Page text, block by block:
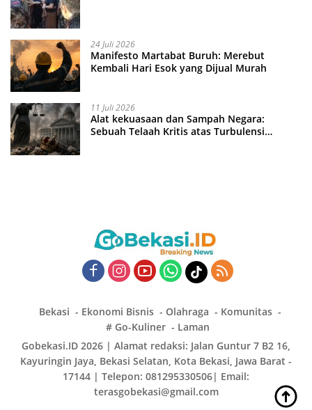
24 Juli 2026
Manifesto Martabat Buruh: Merebut
Kembali Hari Esok yang Dijual Murah
11 Juli 2026
Alat kekuasaan dan Sampah Negara:
Sebuah Telaah Kritis atas Turbulensi
Bekasi Ekonomi Bisnis Olahraga
Komunitas
# Go-Kuliner
Laman
Gobekasi.ID 2026 | Alamat redaksi: Jalan Guntur 7 B2 16,
Kayuringin Jaya, Bekasi Selatan, Kota Bekasi, Jawa Barat -
17144 | Telepon: 081295330506| Email:
terasgobekasi@gmail.com